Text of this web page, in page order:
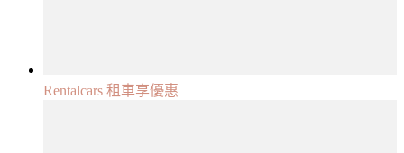
Rentalcars 租車享優惠